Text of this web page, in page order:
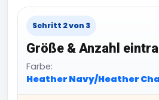
Schritt 2 von 3
Größe & Anzahl
Farbe:
Heather Navy/Heather